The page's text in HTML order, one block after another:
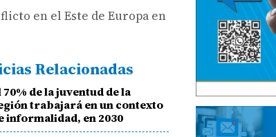
en el Este de Europa en
Relacionadas
70% de la juventud de la
trabajará en un contexto
informalidad, en 2030